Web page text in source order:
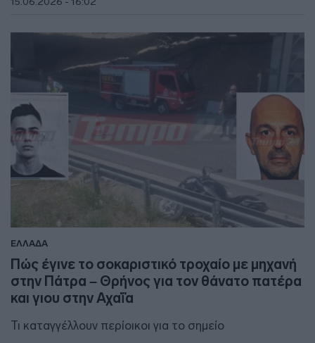
ΕΛΛΑΔΑ
Πώς έγινε το σοκαριστικό τροχαίο με μηχανή
στην Πάτρα – Θρήνος για τον θάνατο πατέρα
και γιου στην Αχαΐα
Τι καταγγέλλουν περίοικοι για το σημείο